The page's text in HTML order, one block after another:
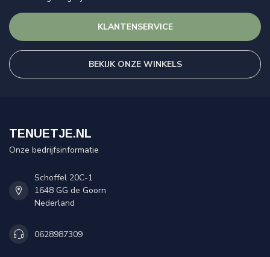
KLANTENSERVICE
BEKIJK ONZE WINKELS
TENUETJE.NL
Onze bedrijfsinformatie
Schoffel 20C-1
1648 GG de Goorn
Nederland
0628987309